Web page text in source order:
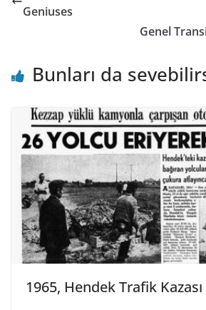
Geniuses
Genel
Bunları da
1965, Hendek Trafik Kazası